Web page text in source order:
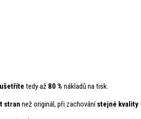
ušetříte tedy až 80 % nákladů na tisk.
stran než originál, při zachovánístejné kvality